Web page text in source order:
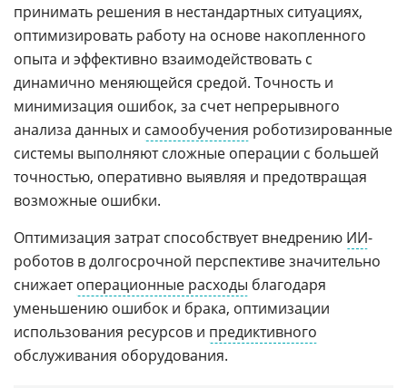
принимать решения в нестандартных ситуациях,
оптимизировать работу на основе накопленного
опыта и эффективно взаимодействовать с
динамично меняющейся средой. Точность и
минимизация ошибок, за счет непрерывного
анализа данных и самообучения роботизированные
системы выполняют сложные операции с большей
точностью, оперативно выявляя и предотвращая
возможные ошибки.
Оптимизация затрат способствует внедрению ИИ-
роботов в долгосрочной перспективе значительно
снижаетоперационные расходы благодаря
уменьшению ошибок и брака, оптимизации
использования ресурсов и предиктивного
обслуживания оборудования.